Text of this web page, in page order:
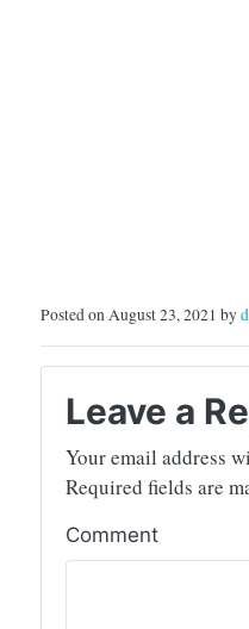
Posted on August 23, 2021 by
Leave a
Your email address
Required fields are
Comment